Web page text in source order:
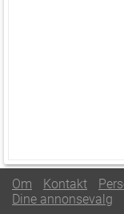
Om Kontakt
Dine annonsevalg